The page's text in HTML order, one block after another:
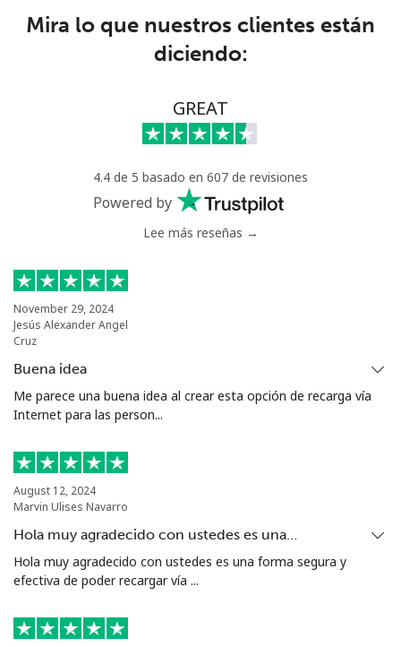
Celular 20 min por ⁦$10⁩ ⁦15¢⁩
Mira lo que nuestros clientes están
diciendo:
GREAT
4.4 de 5 basado en 607 de revisiones
Powered by
Lee más reseñas →
November 29, 2024
Jesús Alexander Angel
Cruz
Buena idea
Me parece una buena idea al crear esta opción de recarga vía
Internet para las person...
August 12, 2024
Marvin Ulises Navarro
Hola muy agradecido con ustedes es una…
Hola muy agradecido con ustedes es una forma segura y
efectiva de poder recargar vía ...